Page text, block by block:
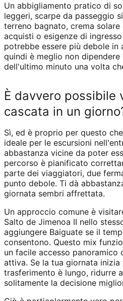
Un abbigliamento pratico di
leggeri, scarpe da passeggio
terreno bagnato, crema
acquisti o esigenze di
potrebbe essere più debole in
quindi è meglio non
dell'ultimo minuto una volta
È davvero possibile
cascata in un
Sì, ed è proprio per questo
ideale per le escursioni
abbastanza vicine da poter
percorso è pianificato
parte dei viaggiatori, due
punto debole. Ti dà
giornata sembri affrettata.
Un approccio comune è
Salto de Jimenoa II nello
aggiungere Baiguate se il
consentono. Questo mix
un facile accesso panoramico
attiva. Se la tua giornata
trasferimento è lungo, ridurre
solitamente la decisione